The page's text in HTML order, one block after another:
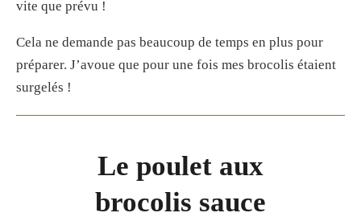
vite que prévu !
Cela ne demande pas beaucoup de temps en plus pour
préparer. J’avoue que pour une fois mes brocolis étaient
surgelés !
Le poulet aux
brocolis sauce